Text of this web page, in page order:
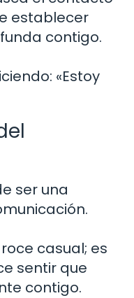
establecer
contigo.
«Estoy
ser una
casual; es
sentir que
contigo.